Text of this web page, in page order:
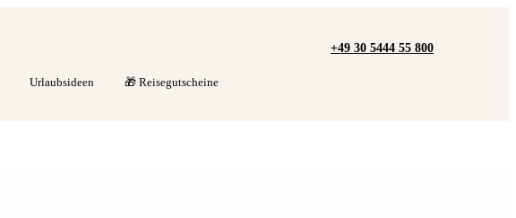
Urlaubsideen 🎁 Reisegutscheine
+49 30 5444 55 800